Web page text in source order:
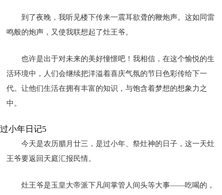
到了夜晚，我听见楼下传来一震耳欲聋的鞭炮声。这如同雷
鸣般的炮声，又使我联想起了灶王爷。
也许是出于对未来的美好憧憬吧！我相信，在这个愉悦的生
活环境中，人们会继续把洋溢着喜庆气氛的节日色彩传给下一
代。让他们生活在拥有丰富的知识，与饱含着梦想的想象力之
中。
过小年日记5
今天是农历腊月廿三，是过小年、祭灶神的日子，这一天灶
王爷要返回天庭汇报民情。
灶王爷是玉皇大帝派下凡间掌管人间头等大事——吃喝的，